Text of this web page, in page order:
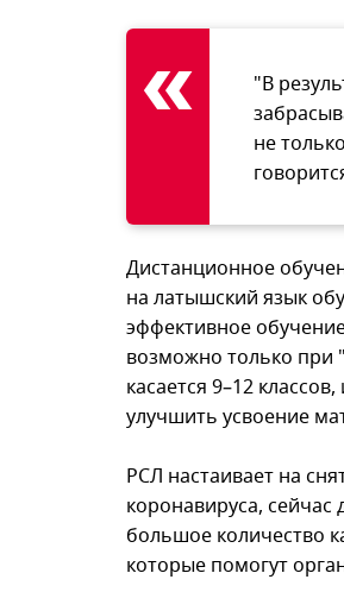
"В
не
Дистанционное
на латышский язык
эффективное
возможно только при
касается 9–12
улучшить усвоение
РСЛ настаивает на
коронавируса,
большое количество
которые помогут